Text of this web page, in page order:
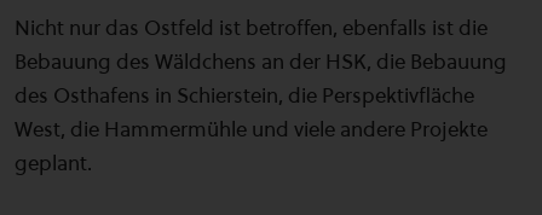
Nicht nur das Ostfeld ist betroffen, ebenfalls ist die
Bebauung des Wäldchens an der HSK, die Bebauung
des Osthafens in Schierstein, die Perspektivfläche
West, die Hammermühle und viele andere Projekte
geplant.